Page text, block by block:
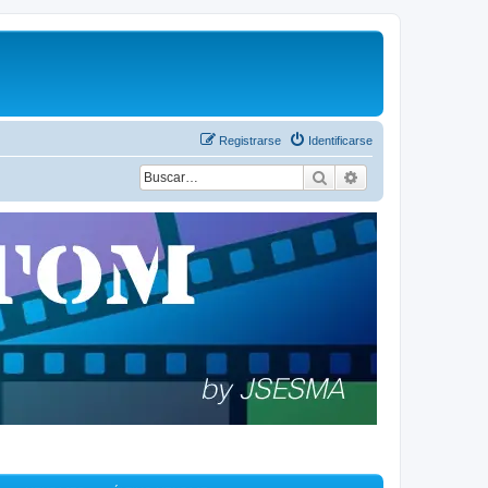
Identificarse
Registrarse
Buscar